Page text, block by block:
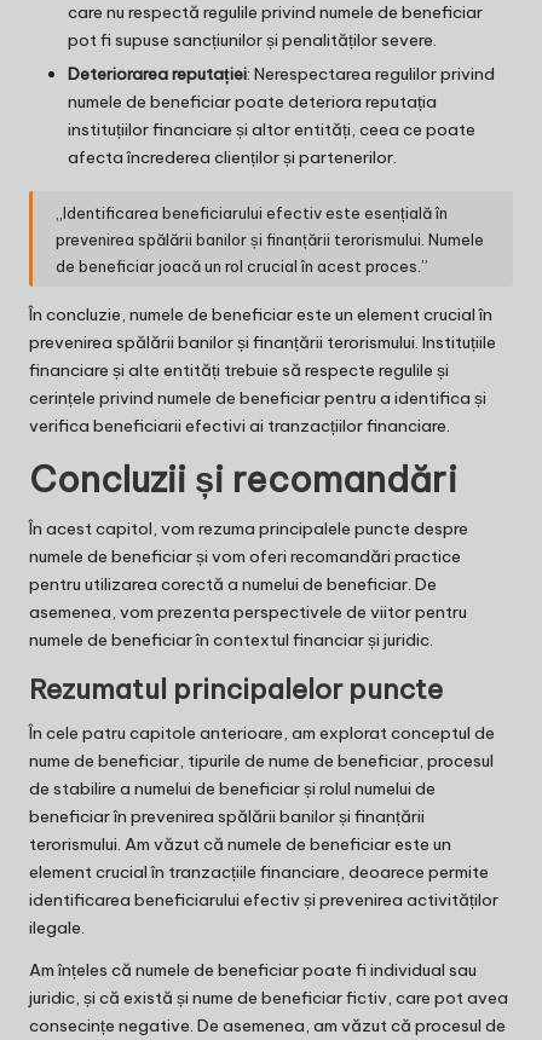
care nu respectă regulile privind numele de beneficiar
pot fi supuse sancțiunilor și penalităților severe.
Deteriorarea reputației: Nerespectarea regulilor privind
numele de beneficiar poate deteriora reputația
instituțiilor financiare și altor entități, ceea ce poate
afecta încrederea clienților și partenerilor.
„Identificarea beneficiarului efectiv este esențială în
prevenirea spălării banilor și finanțării terorismului. Numele
de beneficiar joacă un rol crucial în acest proces.”
În concluzie, numele de beneficiar este un element crucial în
prevenirea spălării banilor și finanțării terorismului. Instituțiile
financiare și alte entități trebuie să respecte regulile și
cerințele privind numele de beneficiar pentru a identifica și
verifica beneficiarii efectivi ai tranzacțiilor financiare.
Concluzii și recomandări
În acest capitol, vom rezuma principalele puncte despre
numele de beneficiar și vom oferi recomandări practice
pentru utilizarea corectă a numelui de beneficiar. De
asemenea, vom prezenta perspectivele de viitor pentru
numele de beneficiar în contextul financiar și juridic.
Rezumatul principalelor puncte
În cele patru capitole anterioare, am explorat conceptul de
nume de beneficiar, tipurile de nume de beneficiar, procesul
de stabilire a numelui de beneficiar și rolul numelui de
beneficiar în prevenirea spălării banilor și finanțării
terorismului. Am văzut că numele de beneficiar este un
element crucial în tranzacțiile financiare, deoarece permite
identificarea beneficiarului efectiv și prevenirea activităților
ilegale.
Am înțeles că numele de beneficiar poate fi individual sau
juridic, și că există și nume de beneficiar fictiv, care pot avea
consecințe negative. De asemenea, am văzut că procesul de